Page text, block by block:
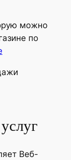
можно
по
Веб-